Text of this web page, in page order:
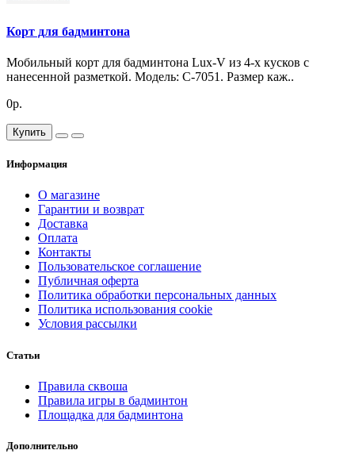
Корт для бадминтона
Мобильный корт для бадминтона Lux-V из 4-х кусков с
нанесенной разметкой. Модель: C-7051. Размер каж..
0р.
Купить
Информация
О магазине
Гарантии и возврат
Доставка
Оплата
Контакты
Пользовательское соглашение
Публичная оферта
Политика обработки персональных данных
Политика использования cookie
Условия рассылки
Статьи
Правила сквоша
Правила игры в бадминтон
Площадка для бадминтона
Дополнительно